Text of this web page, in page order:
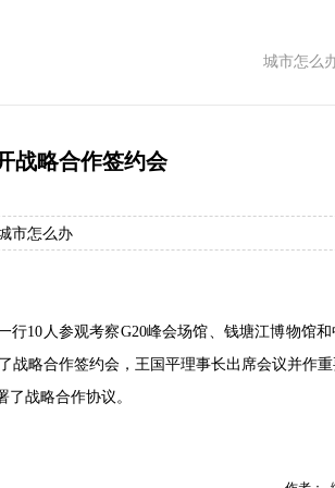
城市怎么
战略合作签约会
市怎么办
10人参观考察G20峰会场馆、钱塘江博物馆
战略合作签约会，王国平理事长出席会议并作
战略合作协议。